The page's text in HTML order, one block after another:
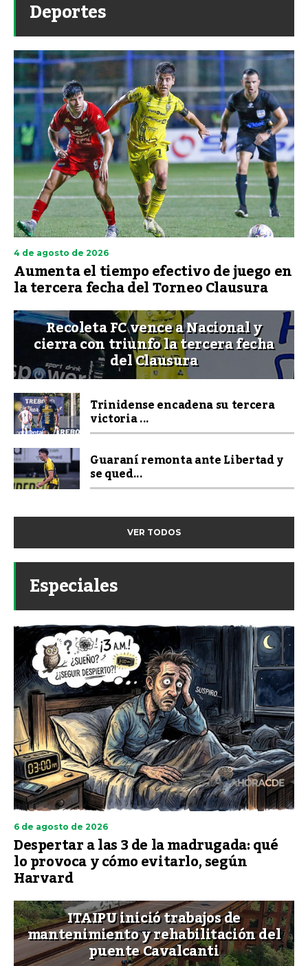
Deportes
4 de agosto de 2026
Aumenta el tiempo efectivo de juego en
la tercera fecha del Torneo Clausura
Recoleta FC vence a Nacional y
cierra con triunfo la tercera fecha
del Clausura
Trinidense encadena su tercera
victoria ...
Guaraní remonta ante Libertad y
se qued...
VER TODOS
Especiales
6 de agosto de 2026
Despertar a las 3 de la madrugada: qué
lo provoca y cómo evitarlo, según
Harvard
ITAIPU inició trabajos de
mantenimiento y rehabilitación del
puente Cavalcanti